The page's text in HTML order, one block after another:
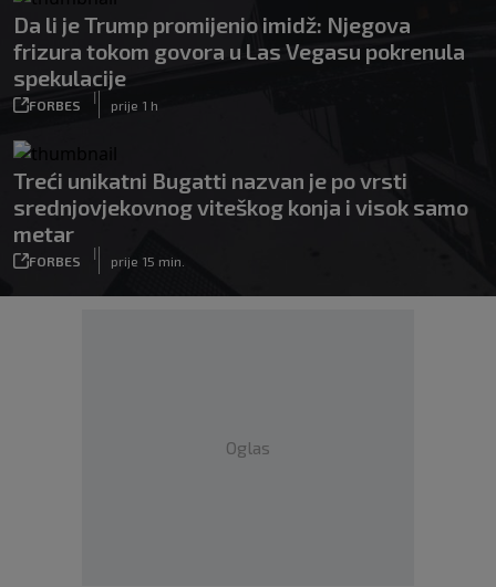
Da li je Trump promijenio imidž: Njegova
frizura tokom govora u Las Vegasu pokrenula
spekulacije
FORBES
|
prije 1 h
Treći unikatni Bugatti nazvan je po vrsti
srednjovjekovnog viteškog konja i visok samo
metar
FORBES
|
prije 15 min.
Oglas